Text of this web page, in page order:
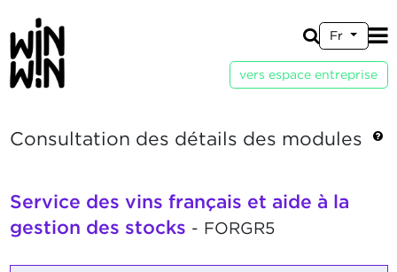
Fr
vers espace entreprise
Consultation des détails des modules
Service des vins français et aide à la
gestion des stocks - FORGR5